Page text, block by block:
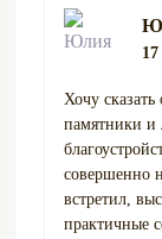
Хочу
памятники и
совершенно
встретил,
практичные